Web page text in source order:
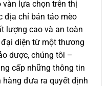
vàn lựa chọn trên thị
địa chỉ bán táo mèo
lượng cao và an toàn
diện từ một thương
dược, chúng tôi –
cấp những thông tin
hàng đưa ra quyết định